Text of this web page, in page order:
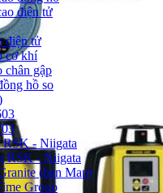
điện tử
điện tử
cơ khí
chân gập
hồ so
RSK - Niigata
RSK - Niigata
(bàn Map)
Group